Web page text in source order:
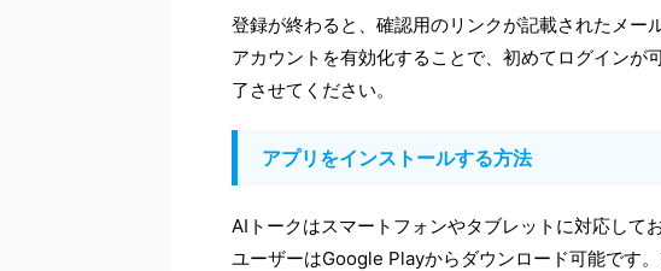
登録が終わると、確認用のリンクが記載されたメー
アカウントを有効化することで、初めてログインが
了させてください。
アプリをインストールする方法
AIトークはスマートフォンやタブレットに対応し
ユーザーはGoogle Playからダウンロード可能です